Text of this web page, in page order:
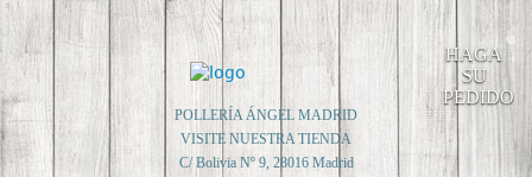
POLLERÍA ÁNGEL MADRID
VISITE NUESTRA TIENDA
C/ Bolivia Nº 9, 28016 Madrid
HAGA
SU
PEDIDO